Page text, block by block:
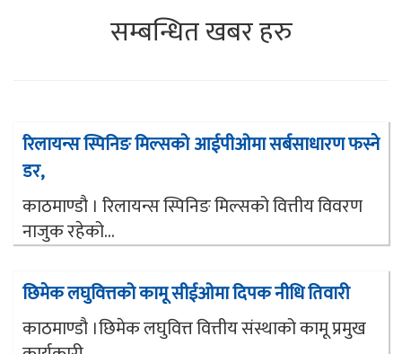
सम्बन्धित खबर हरु
रिलायन्स स्पिनिङ मिल्सको आईपीओमा सर्बसाधारण फस्ने
डर,
काठमाण्डौ । रिलायन्स स्पिनिङ मिल्सको वित्तीय विवरण
नाजुक रहेको...
छिमेक लघुवित्तको कामू सीईओमा दिपक नीधि तिवारी
काठमाण्डौ ।छिमेक लघुवित्त वित्तीय संस्थाको कामू प्रमुख